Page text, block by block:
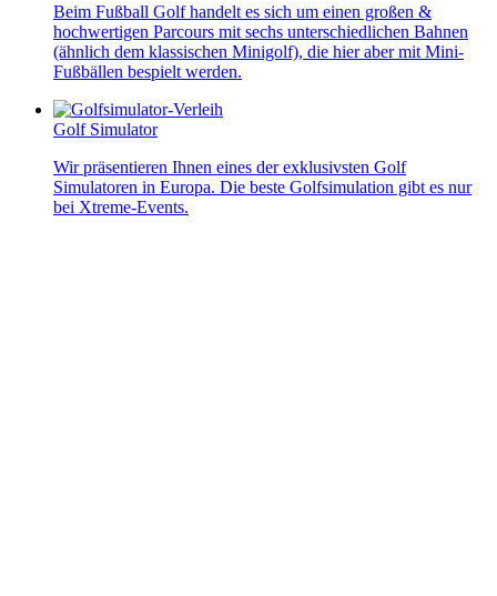
Beim Fußball Golf handelt es sich um einen großen &
hochwertigen Parcours mit sechs unterschiedlichen Bahnen
(ähnlich dem klassischen Minigolf), die hier aber mit Mini-
Fußbällen bespielt werden.
Golf Simulator
Wir präsentieren Ihnen eines der exklusivsten Golf
Simulatoren in Europa. Die beste Golfsimulation gibt es nur
bei Xtreme-Events.